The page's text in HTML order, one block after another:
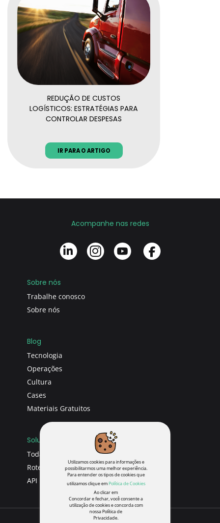
REDUÇÃO DE CUSTOS
LOGÍSTICOS: ESTRATÉGIAS PARA
CONTROLAR DESPESAS
IR PARA O ARTIGO
Acompanhe nas redes
Sobre nós
Trabalhe conosco
Sobre nós
Blog
Tecnologia
Operações
Cultura
Cases
Materiais Gratuitos
Soluções
Todas soluções
Roteirizador
API
Utilizamos cookies para informações e
possibilitarmos uma melhor experiência.
Para entender os tipos de cookies que
utilizamos clique emPolítica de Cookies
Ao clicar em
Concordar e fechar, você consente a
utilização de cookies e concorda com
nossa Política de
Privacidade.